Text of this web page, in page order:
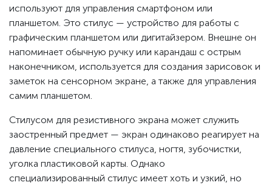
используют для управления смартфоном или
планшетом. Это стилус — устройство для работы с
графическим планшетом или дигитайзером. Внешне он
напоминает обычную ручку или карандаш с острым
наконечником, используется для создания зарисовок и
заметок на сенсорном экране, а также для управления
самим планшетом.
Стилусом для резистивного экрана может служить
заостренный предмет — экран одинаково реагирует на
давление специального стилуса, ногтя, зубочистки,
уголка пластиковой карты. Однако
специализированный стилус имеет хоть и узкий, но